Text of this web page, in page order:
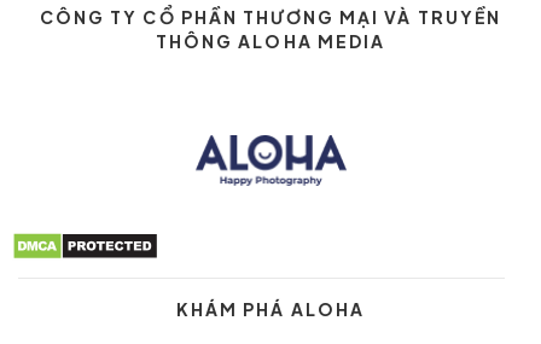
CÔNG TY CỔ PHẦN THƯƠNG MẠI VÀ TRUYỀN
THÔNG ALOHA MEDIA
KHÁM PHÁ ALOHA